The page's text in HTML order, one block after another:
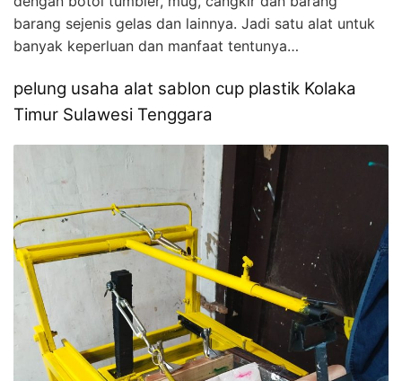
barang sejenis gelas dan lainnya. Jadi satu alat untuk
banyak keperluan dan manfaat tentunya…
pelung usaha alat sablon cup plastik Kolaka
Timur Sulawesi Tenggara